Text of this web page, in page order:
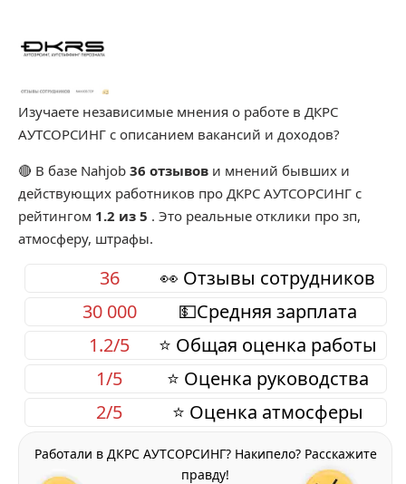
Изучаете независимые мнения о работе в ДКРС
АУТСОРСИНГ с описанием вакансий и доходов?
🔴 В базе Nahjob 36 отзывов и мнений бывших и
действующих работников про ДКРС АУТСОРСИНГ с
рейтингом 1.2 из 5 . Это реальные отклики про зп,
атмосферу, штрафы.
👀 Отзывы сотрудников
36
💵Средняя зарплата
30 000
⭐ Общая оценка работы
1.2/5
⭐ Оценка руководства
1/5
⭐ Оценка атмосферы
2/5
Работали в ДКРС АУТСОРСИНГ? Накипело? Расскажите
правду!